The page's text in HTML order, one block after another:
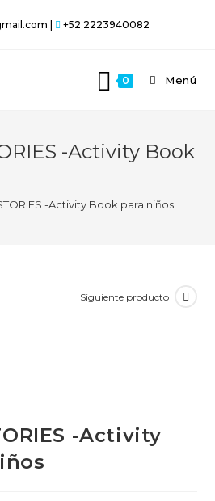
| +52 2223940082
0 Menú
-Activity Book
-Activity Book para niños
Siguiente producto
-Activity